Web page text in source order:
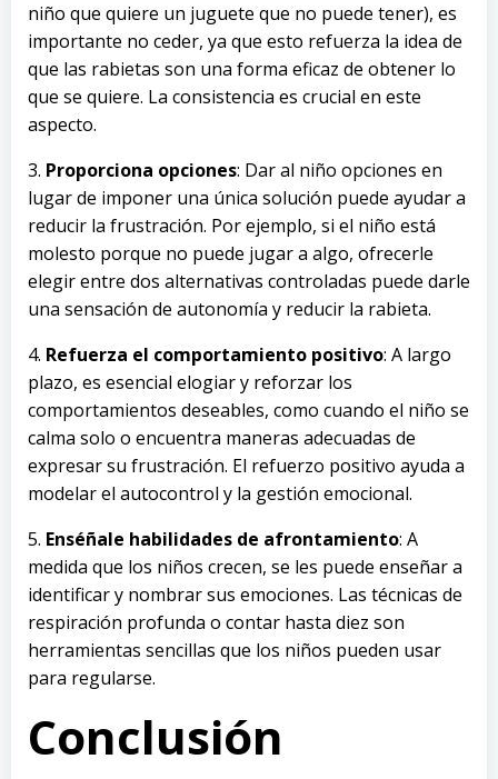
niño que quiere un juguete que no puede tener), es
importante no ceder, ya que esto refuerza la idea de
que las rabietas son una forma eficaz de obtener lo
que se quiere. La consistencia es crucial en este
aspecto.
3. Proporciona opciones: Dar al niño opciones en
lugar de imponer una única solución puede ayudar a
reducir la frustración. Por ejemplo, si el niño está
molesto porque no puede jugar a algo, ofrecerle
elegir entre dos alternativas controladas puede darle
una sensación de autonomía y reducir la rabieta.
4. Refuerza el comportamiento positivo: A largo
plazo, es esencial elogiar y reforzar los
comportamientos deseables, como cuando el niño se
calma solo o encuentra maneras adecuadas de
expresar su frustración. El refuerzo positivo ayuda a
modelar el autocontrol y la gestión emocional.
5. Enséñale habilidades de afrontamiento: A
medida que los niños crecen, se les puede enseñar a
identificar y nombrar sus emociones. Las técnicas de
respiración profunda o contar hasta diez son
herramientas sencillas que los niños pueden usar
para regularse.
Conclusión